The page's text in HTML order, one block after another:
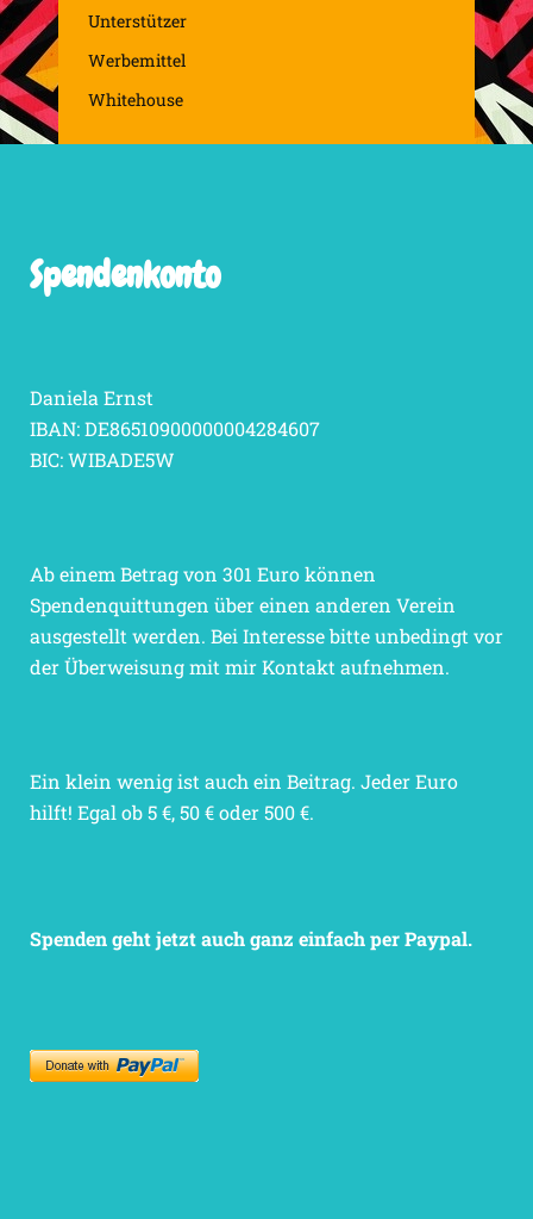
Unterstützer
Werbemittel
Whitehouse
Spendenkonto
Daniela Ernst
IBAN: DE86510900000004284607
BIC: WIBADE5W
Ab einem Betrag von 301 Euro können
Spendenquittungen über einen anderen Verein
ausgestellt werden. Bei Interesse bitte unbedingt vor
der Überweisung mit mir Kontakt aufnehmen.
Ein klein wenig ist auch ein Beitrag. Jeder Euro
hilft! Egal ob 5 €, 50 € oder 500 €.
Spenden geht jetzt auch ganz einfach per Paypal.